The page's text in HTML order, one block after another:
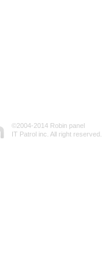
©2004-2014 Robin panel
IT Patrol inc. All right reserved.